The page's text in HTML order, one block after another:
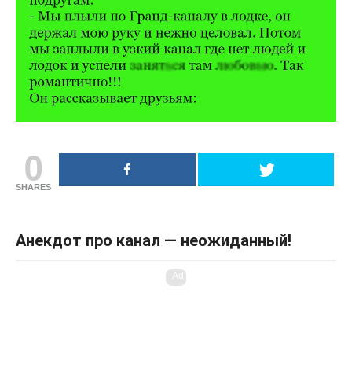
0
SHARES
Анекдот про канал — неожиданный!
Ad